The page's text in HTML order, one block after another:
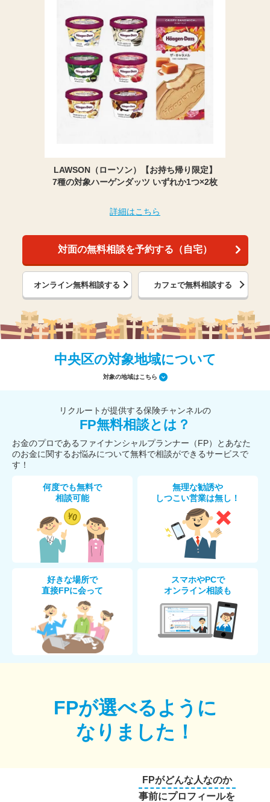
LAWSON（ローソン）【お持ち帰り限定】
7種の対象ハーゲンダッツ いずれか1つ×2枚
詳細はこちら
対面の無料相談を予約する（自宅）
オンライン無料相談する カフェで無料相談する
中央区の対象地域について
対象の地域はこちら
リクルートが提供する保険チャンネルの
FP無料相談とは？
お金のプロであるファイナンシャルプランナー（FP）とあなた
のお金に関するお悩みについて無料で相談ができるサービスで
す！
何度でも無料で
相談可能
無理な勧誘や
しつこい営業は無し！
好きな場所で
直接FPに会って
スマホやPCで
オンライン相談も
FPが選べるように
なりました！
FPがどんな人なのか
事前にプロフィールを